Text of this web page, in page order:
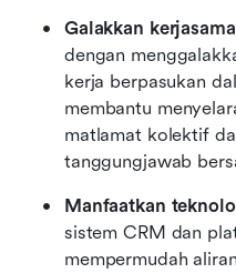
Galakkan
dengan
kerja berpasukan
membantu
matlamat kolektif
tanggungjawab
Manfaatkan
sistem CRM dan
mempermudah